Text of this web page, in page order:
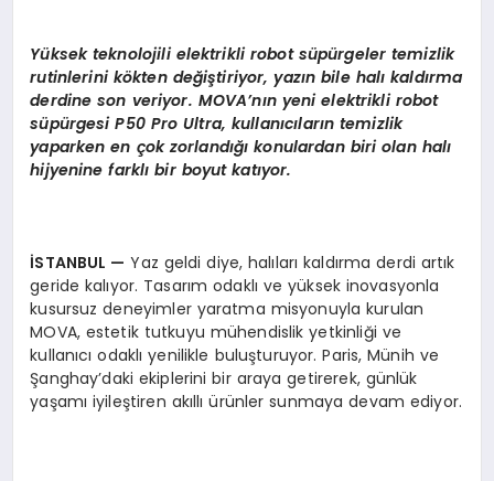
Yüksek teknolojili elektrikli robot süpürgeler temizlik
rutinlerini kökten değiştiriyor, yazın bile halıkaldırma
derdine son veriyor. MOVA’nın yeni elektrikli robot
süpürgesi P50 Pro Ultra, kullanıcıların temizlik
yaparken en çok zorlandığıkonulardan biri olan halı
hijyenine farklıbir boyut katıyor.
İSTANBUL — Yaz geldi diye, halıları kaldırma derdi artık
geride kalıyor. Tasarım odaklı ve yüksek inovasyonla
kusursuz deneyimler yaratma misyonuyla kurulan
MOVA, estetik tutkuyu mühendislik yetkinliği ve
kullanıcı odaklı yenilikle buluşturuyor. Paris, Münih ve
Şanghay’daki ekiplerini bir araya getirerek, günlük
yaşamı iyileştiren akıllı ürünler sunmaya devam ediyor.